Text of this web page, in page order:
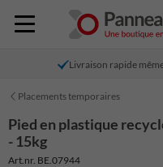
Livraison rapide
Placements temporaires
Pied en plastique
- 15kg
Art.nr. BE.07944